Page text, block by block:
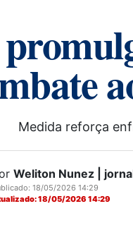
Medida reforça
Weliton Nunez |
18/05/2026 14:29
18/05/2026 14:29